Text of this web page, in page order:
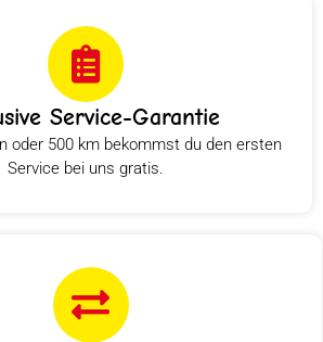
Service-Garantie
oder 500 km bekommst du den ersten
Service bei uns gratis.